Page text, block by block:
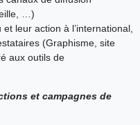
…)
leur action à l’international,
(Graphisme, site
aux outils de
et campagnes de